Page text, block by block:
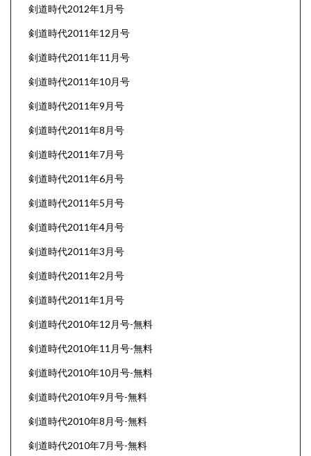
剣道時代2012年1月号
剣道時代2011年12月号
剣道時代2011年11月号
剣道時代2011年10月号
剣道時代2011年9月号
剣道時代2011年8月号
剣道時代2011年7月号
剣道時代2011年6月号
剣道時代2011年5月号
剣道時代2011年4月号
剣道時代2011年3月号
剣道時代2011年2月号
剣道時代2011年1月号
剣道時代2010年12月号-無料
剣道時代2010年11月号-無料
剣道時代2010年10月号-無料
剣道時代2010年9月号-無料
剣道時代2010年8月号-無料
剣道時代2010年7月号-無料